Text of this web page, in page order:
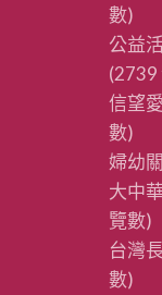
數)
公益
(2739
信望
數)
婦幼
大中
覽數)
台灣
數)